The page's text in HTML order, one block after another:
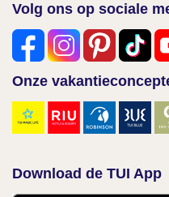
Volg ons op sociale
Onze
Download de TUI App